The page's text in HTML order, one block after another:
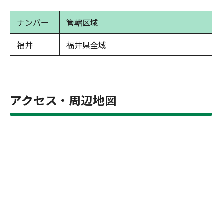
ナンバー
管轄区域
福井
福井県全域
アクセス・周辺地図